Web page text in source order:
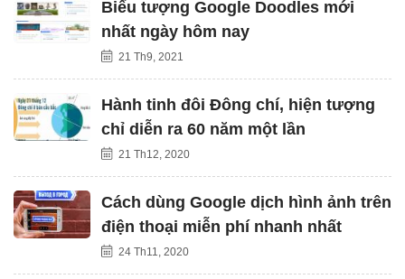
Biểu tượng Google Doodles mới
nhất ngày hôm nay
21 Th9, 2021
Hành tinh đôi Đông chí, hiện tượng
chỉ diễn ra 60 năm một lần
21 Th12, 2020
Cách dùng Google dịch hình ảnh trên
điện thoại miễn phí nhanh nhất
24 Th11, 2020